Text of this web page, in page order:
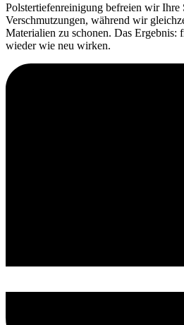
Polstertiefenreinigung befreien wir Ihre
Verschmutzungen, während wir
Materialien zu schonen. Das Ergebnis:
wieder wie neu wirken.